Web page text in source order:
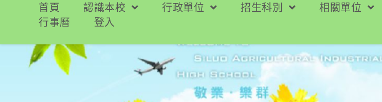
要
首頁 認識本校 行政單位 招生科別 相關單位
行事曆
登入